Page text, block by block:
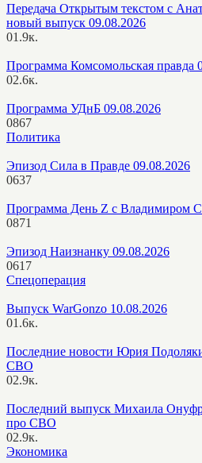
Передача Открытым текстом с
новый выпуск 09.08.2026
01.9к.
Программа Комсомольская правда
02.6к.
Программа УДнБ 09.08.2026
0867
Политика
Эпизод Сила в Правде 09.08.2026
0637
Программа День Z с Владимиром
0871
Эпизод Наизнанку 09.08.2026
0617
Спецоперация
Выпуск WarGonzo 10.08.2026
01.6к.
Последние новости Юрия
СВО
02.9к.
Последний выпуск Михаила
про СВО
02.9к.
Экономика